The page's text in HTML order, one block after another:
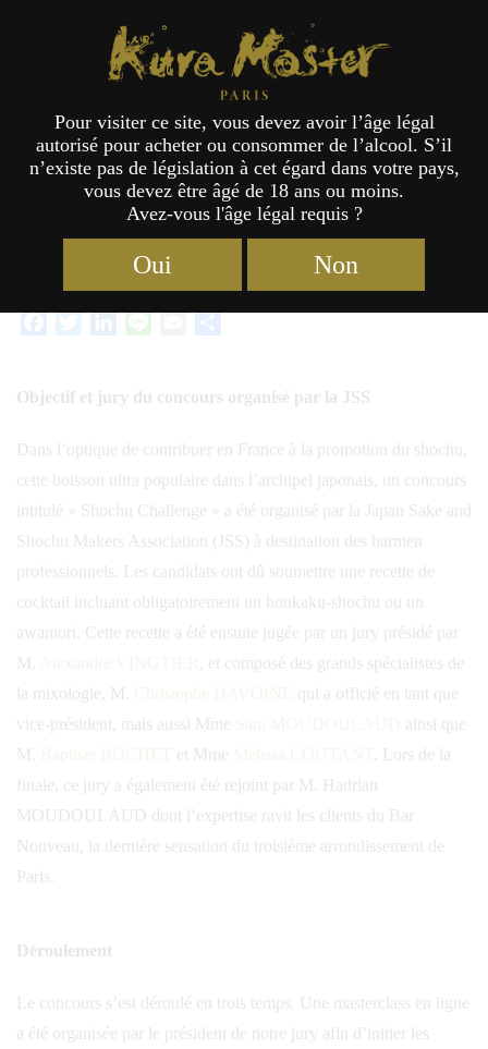
KURA GAZETTE
Le concours Shochu Challenge
Événements
FacebookTwitterLinkedIn Email
Objectif et jury du concours organisé par la JSS
Dans l’optique de contribuer en France à la promotion du shochu,
cette boisson ultra populaire dans l’archipel japonais, un concours
intitulé « Shochu Challenge » a été organisé par la Japan Sake and
Shochu Makers Association (JSS) à destination des barmen
professionnels. Les candidats ont dû soumettre une recette de
cocktail incluant obligatoirement un honkaku-shochu ou un
awamori. Cette recette a été ensuite jugée par un jury présidé par
M.
, et composé des grands spécialistes de
la mixologie, M.
qui a officié en tant que
vice-président, mais aussi Mme
ainsi que
M.
et Mme
. Lors de la
finale, ce jury a également été rejoint par M. Hadrian
MOUDOULAUD dont l’expertise ravit les clients du Bar
Nouveau, la dernière sensation du troisième arrondissement de
Paris.
Déroulement
Le concours s’est déroulé en trois temps. Une masterclass en ligne
a été organisée par le président de notre jury afin d’initier les
Kura Master Paris
Pour visiter ce site, vous devez avoir l’âge légal
autorisé pour acheter ou consommer de l’alcool. S’il
n’existe pas de législation à cet égard dans votre pays,
vous devez être âgé de 18 ans ou moins.
Avez-vous l'âge légal requis ?
Oui Non